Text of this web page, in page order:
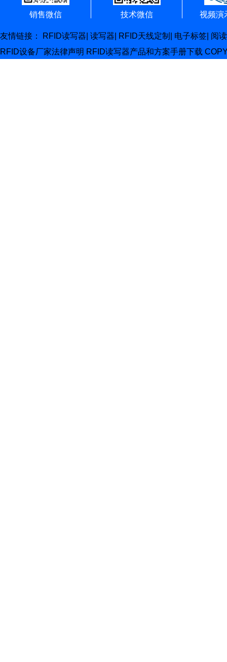
销售微信 技术微信 视频演
友情链接： RFID读写器 读写器 RFID天线定制 电子标签 阅
RFID设备厂家法律声明 RFID读写器产品和方案手册下载